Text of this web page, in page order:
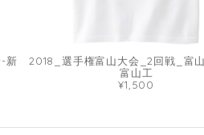
新
2018_選手権富山大会_2回戦_富
富山工
¥1,500